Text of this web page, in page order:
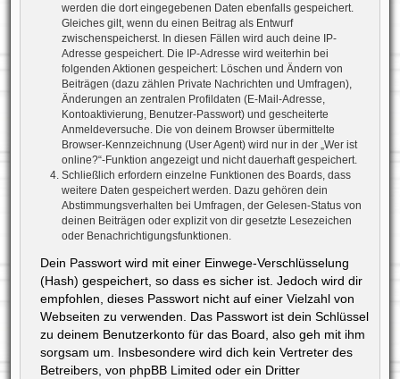
werden die dort eingegebenen Daten ebenfalls gespeichert.
Gleiches gilt, wenn du einen Beitrag als Entwurf
zwischenspeicherst. In diesen Fällen wird auch deine IP-
Adresse gespeichert. Die IP-Adresse wird weiterhin bei
folgenden Aktionen gespeichert: Löschen und Ändern von
Beiträgen (dazu zählen Private Nachrichten und Umfragen),
Änderungen an zentralen Profildaten (E-Mail-Adresse,
Kontoaktivierung, Benutzer-Passwort) und gescheiterte
Anmeldeversuche. Die von deinem Browser übermittelte
Browser-Kennzeichnung (User Agent) wird nur in der „Wer ist
online?“-Funktion angezeigt und nicht dauerhaft gespeichert.
Schließlich erfordern einzelne Funktionen des Boards, dass
weitere Daten gespeichert werden. Dazu gehören dein
Abstimmungsverhalten bei Umfragen, der Gelesen-Status von
deinen Beiträgen oder explizit von dir gesetzte Lesezeichen
oder Benachrichtigungsfunktionen.
Dein Passwort wird mit einer Einwege-Verschlüsselung
(Hash) gespeichert, so dass es sicher ist. Jedoch wird dir
empfohlen, dieses Passwort nicht auf einer Vielzahl von
Webseiten zu verwenden. Das Passwort ist dein Schlüssel
zu deinem Benutzerkonto für das Board, also geh mit ihm
sorgsam um. Insbesondere wird dich kein Vertreter des
Betreibers, von phpBB Limited oder ein Dritter